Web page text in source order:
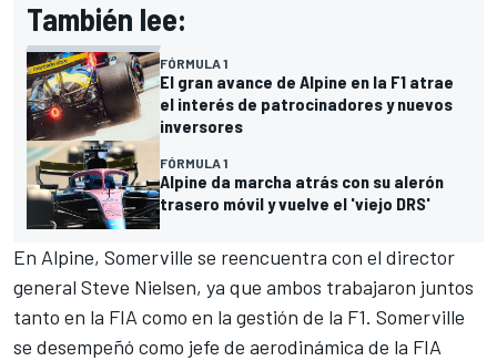
También lee:
FÓRMULA 1
El gran avance de Alpine en la F1 atrae
el interés de patrocinadores y nuevos
inversores
FÓRMULA 1
Alpine da marcha atrás con su alerón
trasero móvil y vuelve el 'viejo DRS'
En Alpine, Somerville se reencuentra con el director
general Steve Nielsen, ya que ambos trabajaron juntos
tanto en la FIA como en la gestión de la F1. Somerville
se desempeñó como jefe de aerodinámica de la FIA